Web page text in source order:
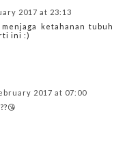
2017 at 23:13
ketahanan tubuh
ini :)
2017 at 07:00